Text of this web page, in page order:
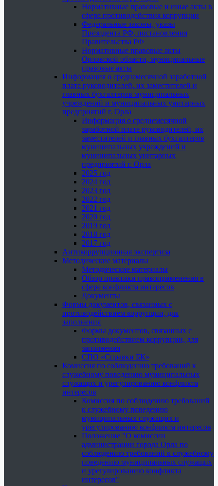
Нормативные правовые и иные акты в
сфере противодействия коррупции
Федеральные законы, указы
Президента РФ, постановления
Правительства РФ
Нормативные правовые акты
Орловской области, муниципальные
правовые акты
Информация о среднемесячной заработной
плате руководителей, их заместителей и
главных бухгалтеров муниципальных
учреждений и муниципальных унитарных
предприятий г. Орла
Информация о среднемесячной
заработной плате руководителей, их
заместителей и главных бухгалтеров
муниципальных учреждений и
муниципальных унитарных
предприятий г. Орла
2025 год
2024 год
2023 год
2022 год
2021 год
2020 год
2019 год
2018 год
2017 год
Антикоррупционная экспертиза
Методические материалы
Методические материалы
Обзор практики правоприменения в
сфере конфликта интересов
Документы
Формы документов, связанных с
противодействием коррупции, для
заполнения
Формы документов, связанных с
противодействием коррупции, для
заполнения
СПО «Справки БК»
Комиссия по соблюдению требований к
служебному поведению муниципальных
служащих и урегулированию конфликта
интересов
Комиссия по соблюдению требований
к служебному поведению
муниципальных служащих и
урегулированию конфликта интересов
Положение "О комиссии
администрации города Орла по
соблюдению требований к служебному
поведению муниципальных служащих
и урегулированию конфликта
интересов"